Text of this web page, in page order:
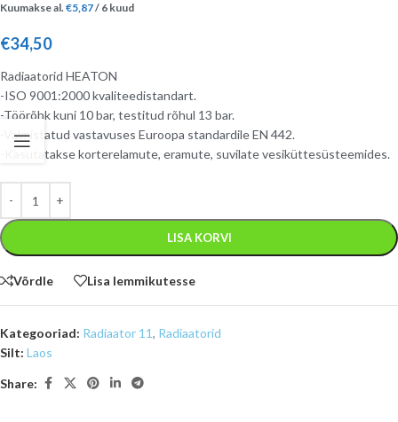
Kuumakse al. €5,87/ 6 kuud
€34,50
Radiaatorid HEATON
-ISO 9001:2000 kvaliteedistandart.
-Töörõhk kuni 10 bar, testitud rõhul 13 bar.
-Valmistatud vastavuses Euroopa standardile EN 442.
-Kasutatakse korterelamute, eramute, suvilate vesiküttesüsteemides.
LISA KORVI
Võrdle Lisa lemmikutesse
Kategooriad: Radiaator 11, Radiaatorid
Silt: Laos
Share: